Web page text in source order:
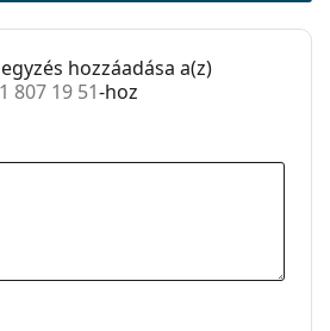
hozzáadása a(z)
807 19 51-hoz